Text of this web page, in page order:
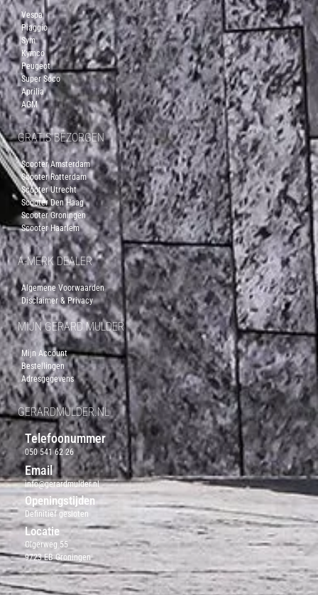
Vespa
Piaggio
Sym
Kymco
Peugeot
Super Soco
Aprilia
AGM
GRATIS BEZORGEN
Scooter Amsterdam
Scooter Rotterdam
Scooter Utrecht
Scooter Den Haag
Scooter Groningen
Scooter Haarlem
A-MERK DEALER
Algemene Voorwaarden
Disclaimer & Privacy
MIJN GERARD MULDER
Mijn Account
Bestellingen
Adresgegevens
GERARDMULDER.NL
Telefoonummer
050 541 62 26
Email
info@gerardmulder.nl
Openingstijden
Definitief gesloten
Locatie
Olgerweg 55
9723 EB Groningen